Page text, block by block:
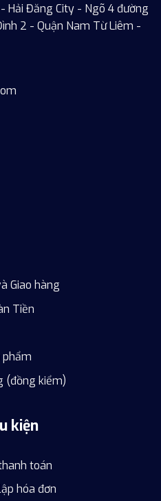
Hải Đăng City - Ngõ 4 đường
2 - Quận Nam Từ Liêm -
Giao hàng
Tiền
phẩm
(đồng kiểm)
kiện
toán
hóa đơn